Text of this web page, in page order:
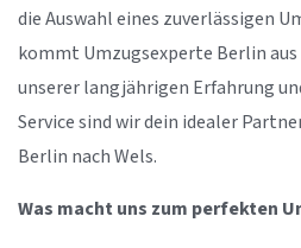
die Auswahl eines zuverlässigen
kommt Umzugsexperte Berlin
unserer langjährigen Erfahrung
Service sind wir dein idealer
Berlin nach Wels.
Was macht uns zum perfekten